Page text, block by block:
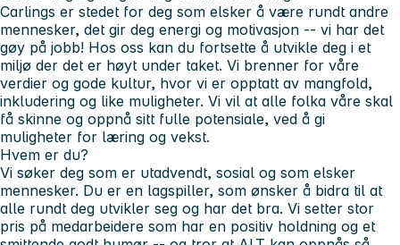
Carlings er stedet for deg som elsker å være rundt andre
mennesker, det gir deg energi og motivasjon -- vi har det
gøy på jobb! Hos oss kan du fortsette å utvikle deg i et
miljø der det er høyt under taket. Vi brenner for våre
verdier og gode kultur, hvor vi er opptatt av mangfold,
inkludering og like muligheter. Vi vil at alle folka våre skal
få skinne og oppnå sitt fulle potensiale, ved å gi
muligheter for læring og vekst.
Hvem er du?
Vi søker deg som er utadvendt, sosial og som elsker
mennesker. Du er en lagspiller, som ønsker å bidra til at
alle rundt deg utvikler seg og har det bra. Vi setter stor
pris på medarbeidere som har en positiv holdning og et